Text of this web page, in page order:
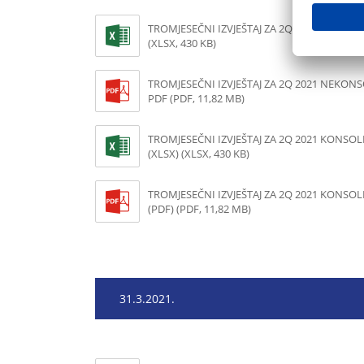
TROMJESEČNI IZVJEŠTAJ ZA 2Q 2021
(XLSX, 430 KB)
TROMJESEČNI IZVJEŠTAJ ZA 2Q 2021
PDF (PDF, 11,82 MB)
TROMJESEČNI IZVJEŠTAJ ZA 2Q 2021
(XLSX) (XLSX, 430 KB)
TROMJESEČNI IZVJEŠTAJ ZA 2Q 2021
(PDF) (PDF, 11,82 MB)
31.3.2021.